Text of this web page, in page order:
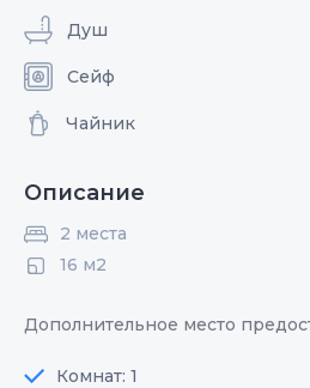
Душ
Сейф
Чайник
Описание
2 места
16 м2
Дополнительное место
Комнат: 1